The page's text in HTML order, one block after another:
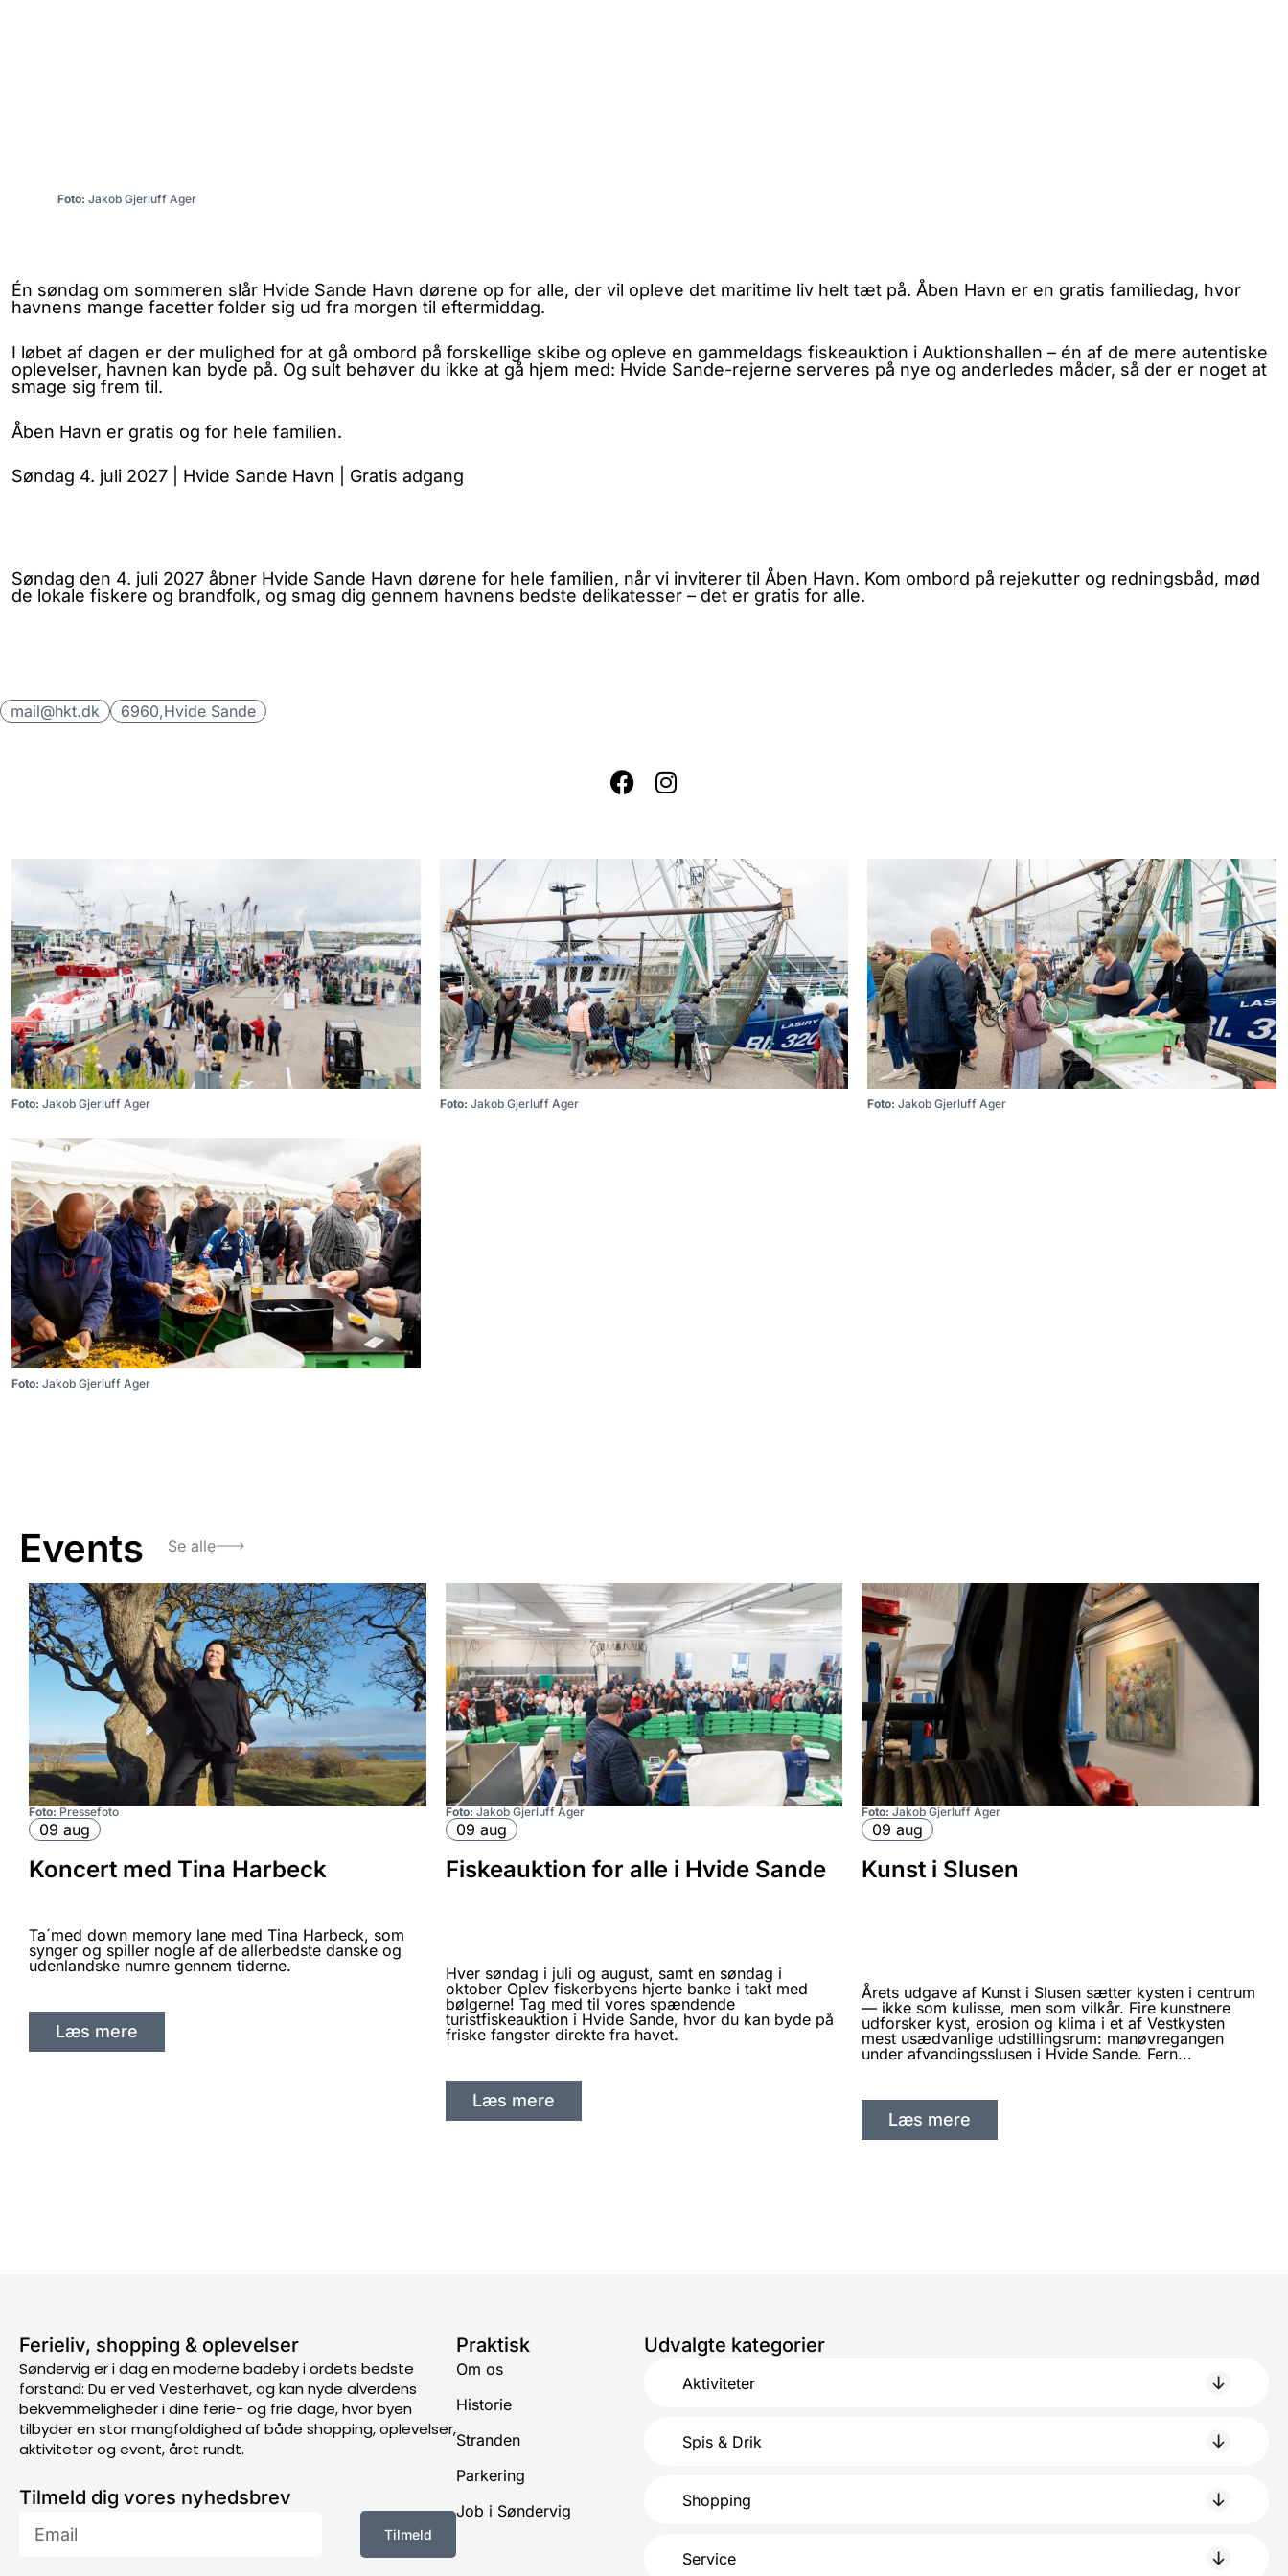
Foto: Jakob Gjerluff Ager
Én søndag om sommeren slår Hvide Sande Havn dørene op for alle, der vil opleve det maritime liv helt tæt på. Åben Havn er en gratis familiedag, hvor
havnens mange facetter folder sig ud fra morgen til eftermiddag.
I løbet af dagen er der mulighed for at gå ombord på forskellige skibe og opleve en gammeldags fiskeauktion i Auktionshallen – én af de mere autentiske
oplevelser, havnen kan byde på. Og sult behøver du ikke at gå hjem med: Hvide Sande-rejerne serveres på nye og anderledes måder, så der er noget at
smage sig frem til.
Åben Havn er gratis og for hele familien.
Søndag 4. juli 2027 | Hvide Sande Havn | Gratis adgang
Søndag den 4. juli 2027 åbner Hvide Sande Havn dørene for hele familien, når vi inviterer til Åben Havn. Kom ombord på rejekutter og redningsbåd, mød
de lokale fiskere og brandfolk, og smag dig gennem havnens bedste delikatesser – det er gratis for alle.
mail@hkt.dk 6960,Hvide Sande
Foto: Jakob Gjerluff Ager Foto: Jakob Gjerluff Ager Foto: Jakob Gjerluff Ager
Foto: Jakob Gjerluff Ager
Events Se alle
Foto: Pressefoto
09 aug
Koncert med Tina Harbeck
Ta´med down memory lane med Tina Harbeck, som
synger og spiller nogle af de allerbedste danske og
udenlandske numre gennem tiderne.
Læs mere
Foto: Jakob Gjerluff Ager
09 aug
Fiskeauktion for alle i Hvide Sande
Hver søndag i juli og august, samt en søndag i
oktober Oplev fiskerbyens hjerte banke i takt med
bølgerne! Tag med til vores spændende
turistfiskeauktion i Hvide Sande, hvor du kan byde på
friske fangster direkte fra havet.
Læs mere
Foto: Jakob Gjerluff Ager
09 aug
Kunst i Slusen
Årets udgave af Kunst i Slusen sætter kysten i centrum
— ikke som kulisse, men som vilkår. Fire kunstnere
udforsker kyst, erosion og klima i et af Vestkysten
mest usædvanlige udstillingsrum: manøvregangen
under afvandingsslusen i Hvide Sande. Fern...
Læs mere
Ferieliv, shopping & oplevelser
Søndervig er i dag en moderne badeby i ordets bedste
forstand: Du er ved Vesterhavet, og kan nyde alverdens
bekvemmeligheder i dine ferie- og frie dage, hvor byen
tilbyder en stor mangfoldighed af både shopping, oplevelser,
aktiviteter og event, året rundt.
Tilmeld dig vores nyhedsbrev
Tilmeld
Praktisk
Om os
Historie
Stranden
Parkering
Job i Søndervig
Udvalgte kategorier
Aktiviteter
Spis & Drik
Shopping
Service